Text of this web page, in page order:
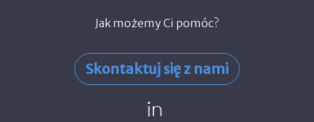
Jak możemy Ci pomóc?
Skontaktuj się z nami